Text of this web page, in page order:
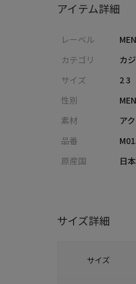
アイテム詳細
レーベル
カテゴリ
カ
サイズ
2 3
性別
素材
ア
品番
原産国
日
サイズ詳細
サイズ